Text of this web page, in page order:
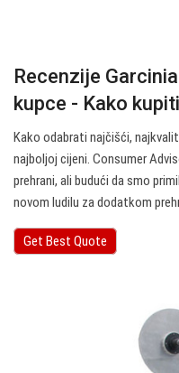
Recenzije
kupce - Kako
Kako odabrati najčišći,
najboljoj cijeni. Consumer
prehrani, ali budući da smo
novom ludilu za dodatkom
Get Best Quote